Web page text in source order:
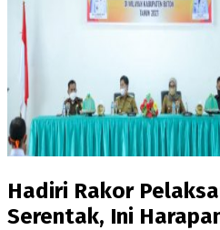
Hadiri Rakor
Serentak, Ini